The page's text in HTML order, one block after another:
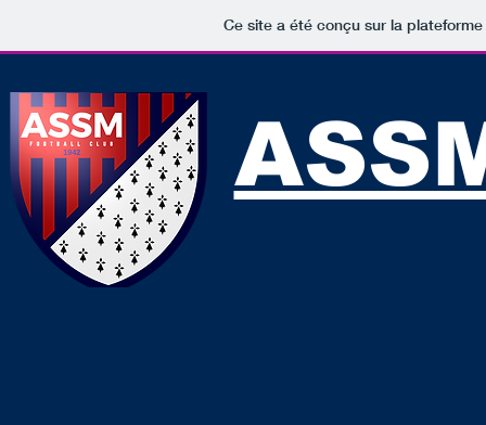
Ce site a été conçu sur la